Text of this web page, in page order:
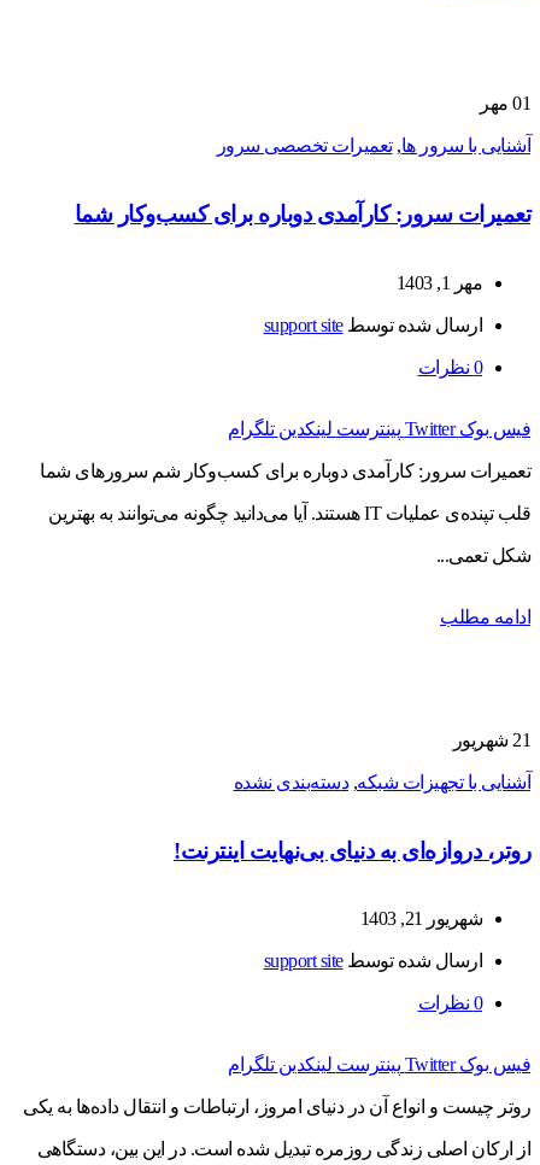
01 مهر
آشنایی با سرور ها,تعمیرات تخصصی سرور
تعمیرات سرور: کارآمدی دوباره برای کسب‌وکار شما
مهر 1, 1403
ارسال شده توسطsupport site
0 نظرات
فیس بوک Twitter پینترست لینکدین تلگرام
تعمیرات سرور: کارآمدی دوباره برای کسب‌وکار شم سرورهای شما
قلب تپنده‌ی عملیات IT هستند. آیا می‌دانید چگونه می‌توانند به بهترین
شکل تعمی...
ادامه مطلب
21 شهریور
آشنایی با تجهیزات شبکه,دسته‌بندی نشده
روتر، دروازه‌ای به دنیای بی‌نهایت اینترنت!
شهریور 21, 1403
ارسال شده توسطsupport site
0 نظرات
فیس بوک Twitter پینترست لینکدین تلگرام
روتر چیست و انواع آن در دنیای امروز، ارتباطات و انتقال داده‌ها به یکی
از ارکان اصلی زندگی روزمره تبدیل شده است. در این بین، دستگاهی